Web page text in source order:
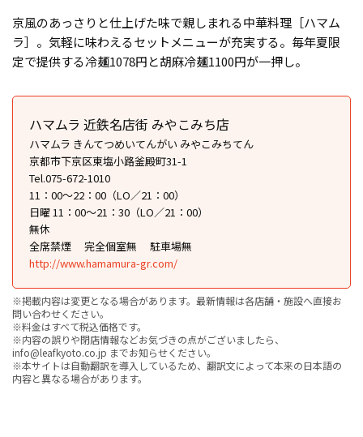
京風のあっさりと仕上げた味で親しまれる中華料理［ハマム
ラ］。気軽に味わえるセットメニューが充実する。毎年夏限
定で提供する冷麺1078円と胡麻冷麺1100円が一押し。
ハマムラ 近鉄名店街 みやこみち店
ハマムラ きんてつめいてんがい みやこみちてん
京都市下京区東塩小路釜殿町31-1
Tel.075-672-1010
11：00～22：00（LO／21：00）
日曜 11：00～21：30（LO／21：00）
無休
全席禁煙
完全個室無
駐車場無
http://www.hamamura-gr.com/
※掲載内容は変更となる場合があります。最新情報は各店舗・施設へ直接お
問い合わせください。
※料金はすべて税込価格です。
※内容の誤りや閉店情報などお気づきの点がございましたら、
info@leafkyoto.co.jp までお知らせください。
※本サイトは自動翻訳を導入しているため、翻訳文によって本来の日本語の
内容と異なる場合があります。